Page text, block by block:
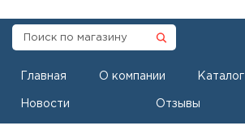
Главная О компании Каталог
Новости Отзывы